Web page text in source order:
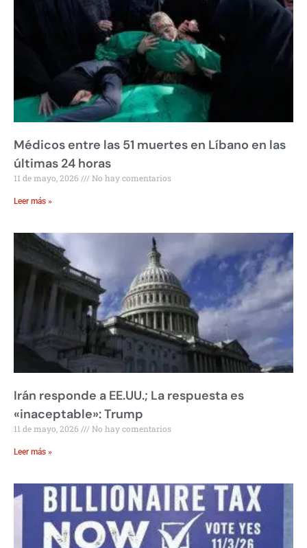
Médicos entre las 51 muertes en Líbano en las
últimas 24 horas
11 de mayo, 2026 No hay comentarios
Leer más »
Irán responde a EE.UU.; La respuesta es
«inaceptable»: Trump
11 de mayo, 2026 No hay comentarios
Leer más »